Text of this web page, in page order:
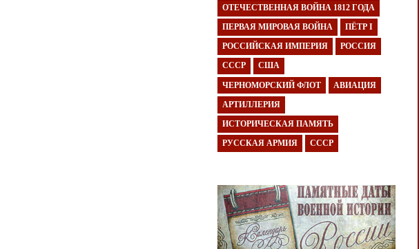
ОТЕЧЕСТВЕННАЯ ВОЙНА 1812 ГОДА
ПЕРВАЯ МИРОВАЯ ВОЙНА ПЁТР I
РОССИЙСКАЯ ИМПЕРИЯ РОССИЯ
СССР США
ЧЕРНОМОРСКИЙ ФЛОТ АВИАЦИЯ
АРТИЛЛЕРИЯ
ИСТОРИЧЕСКАЯ ПАМЯТЬ
РУССКАЯ АРМИЯ СССР